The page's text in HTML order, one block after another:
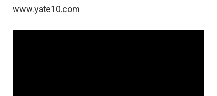
www.yate10.com